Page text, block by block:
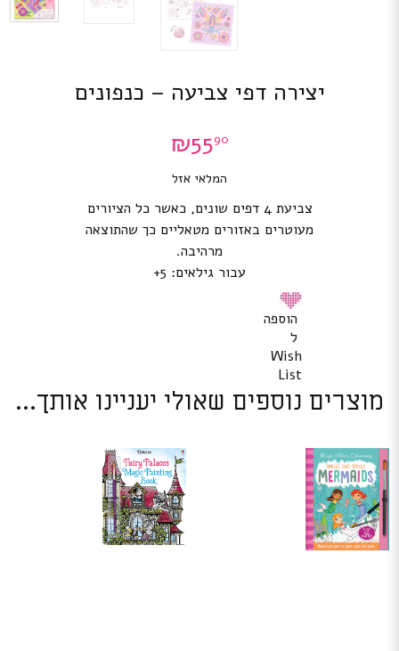
יצירה דפי צביעה – כנפונים
₪5590
המלאי אזל
צביעת 4 דפים שונים, כאשר כל הציורים
מעוטרים באזורים מטאליים כך שהתוצאה
מרהיבה.
עבור גילאים: 5+
הוספה
ל
Wish
List
מוצרים נוספים שאולי יעניינו אותך...